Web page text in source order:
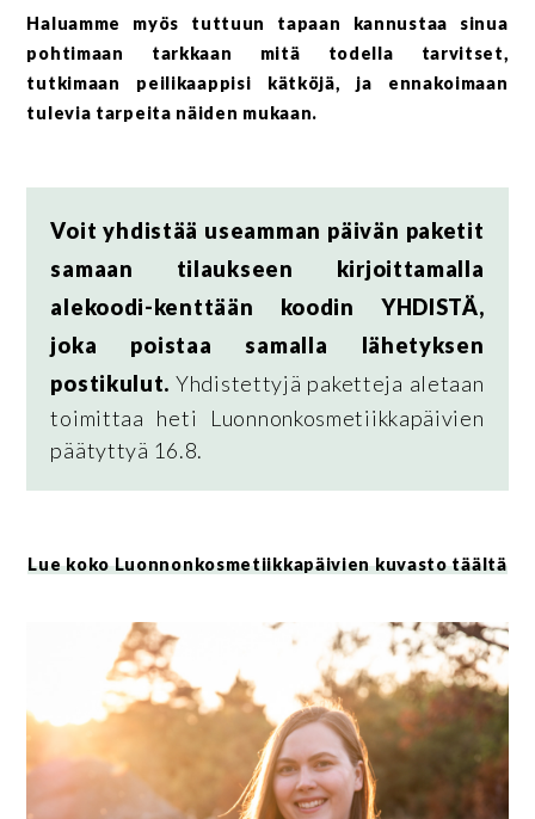
Haluamme myös tuttuun tapaan kannustaa sinua
pohtimaan tarkkaan mitä todella tarvitset,
tutkimaan peilikaappisi kätköjä, ja ennakoimaan
tulevia tarpeita näiden mukaan.
Voit yhdistää useamman päivän paketit
samaan tilaukseen kirjoittamalla
alekoodi-kenttään koodin YHDISTÄ,
joka poistaa samalla lähetyksen
postikulut. Yhdistettyjä paketteja aletaan
toimittaa heti Luonnonkosmetiikkapäivien
päätyttyä 16.8.
Lue koko Luonnonkosmetiikkapäivien kuvasto täältä